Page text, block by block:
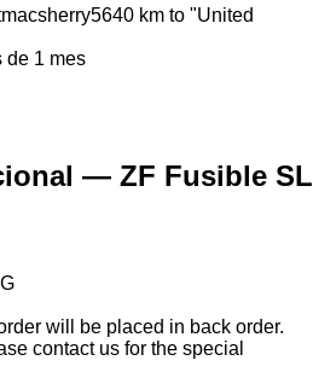
5640 km to "United
de 1 mes
— ZF Fusible SL
will be placed in back order.
contact us for the special